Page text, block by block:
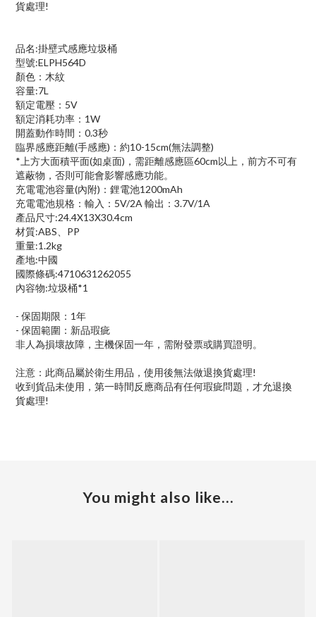
貨處理!
品名:掛壁式感應垃圾桶
型號:ELPH564D
顏色：木紋
容量:7L
額定電壓：5V
額定消耗功率：1W
開蓋動作時間：0.3秒
臨界感應距離(手感應)：約10-15cm(無法調整)
*上方大面積平面(如桌面)，需距離感應區60cm以上，前方不可有
遮蔽物，否則可能會影響感應功能。
充電電池容量(內附)：鋰電池1200mAh
充電電池規格：輸入：5V/2A 輸出：3.7V/1A
產品尺寸:24.4X13X30.4cm
材質:ABS、PP
重量:1.2kg
產地:中國
國際條碼:4710631262055
內容物:垃圾桶*1
- 保固期限：1年
- 保固範圍：新品瑕疵
非人為損壞故障，主機保固一年，需附發票或購買證明。
注意：此商品屬於衛生用品，使用後無法做退換貨處理!
收到貨品未使用，第一時間反應商品有任何瑕疵問題，才允退換
貨處理!
You might also like...